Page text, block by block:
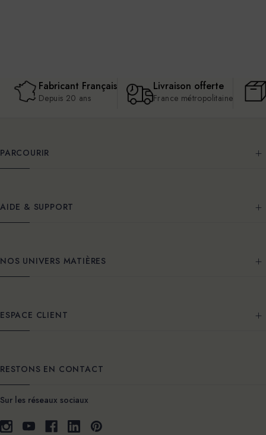
Fabricant Français
Depuis 20 ans
Livraison offerte
France métropolitaine
PARCOURIR
AIDE & SUPPORT
NOS UNIVERS MATIÈRES
ESPACE CLIENT
RESTONS EN CONTACT
Sur les réseaux sociaux